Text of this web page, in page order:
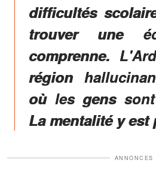
difficultés
trouver une
comprenne.
région
où les gens
La mentalité y
ANNONCES